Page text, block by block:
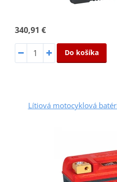
340,91 €
Do košíka
Lítiová motocyklová